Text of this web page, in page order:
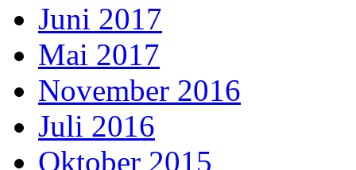
Juni 2017
Mai 2017
November 2016
Juli 2016
Oktober 2015